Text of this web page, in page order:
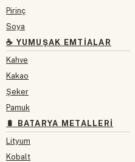
Pirinç
Soya
☕ YUMUŞAK EMTIALAR
Kahve
Kakao
Şeker
Pamuk
🔋 BATARYA METALLERI
Lityum
Kobalt